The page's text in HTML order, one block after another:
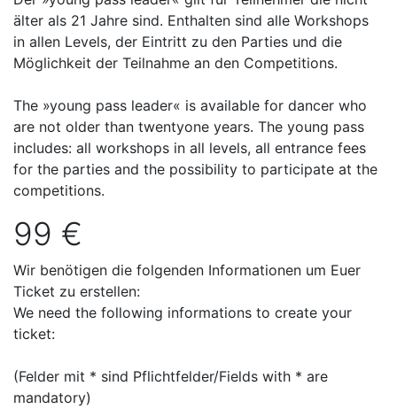
älter als 21 Jahre sind. Enthalten sind alle Workshops
in allen Levels, der Eintritt zu den Parties und die
Möglichkeit der Teilnahme an den Competitions.
The »young pass leader« is available for dancer who
are not older than twentyone years. The young pass
includes: all workshops in all levels, all entrance fees
for the parties and the possibility to participate at the
competitions.
99 €
Wir benötigen die folgenden Informationen um Euer
Ticket zu erstellen:
We need the following informations to create your
ticket:
(Felder mit * sind Pflichtfelder/Fields with * are
mandatory)